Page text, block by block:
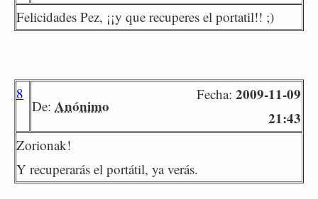
Felicidades Pez, ¡¡y que recuperes el portatil!! ;)
8
De: Anónimo
Fecha: 2009-11-09
21:43
Zorionak!
Y recuperarás el portátil, ya verás.